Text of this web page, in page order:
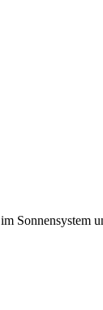
im Sonnensystem